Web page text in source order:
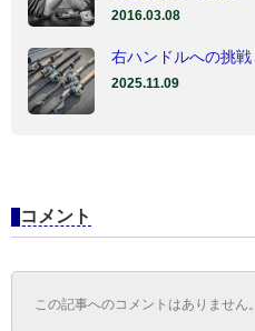
2016.03.08
右ハンドルへの挑戦
2025.11.09
コメント
この記事へのコメントはありません。